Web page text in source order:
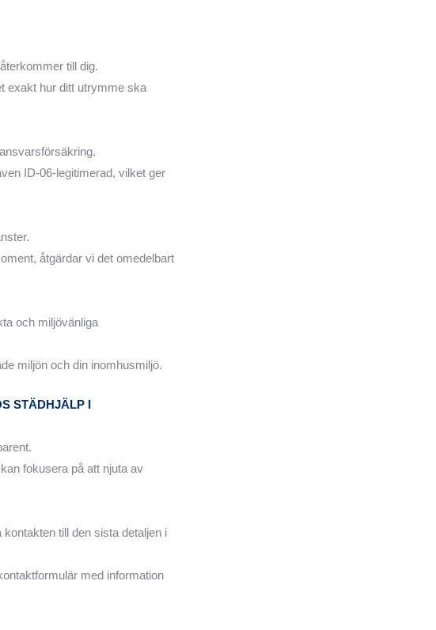
till dig.
exakt hur ditt utrymme ska
ID-06-legitimerad, vilket ger
åtgärdar vi det omedelbart
och miljövänliga
miljön och din inomhusmiljö.
STÄDHJÄLP I
fokusera på att njuta av
till den sista detaljen i
med information